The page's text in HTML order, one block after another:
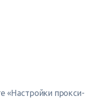
«Настройки прокси-